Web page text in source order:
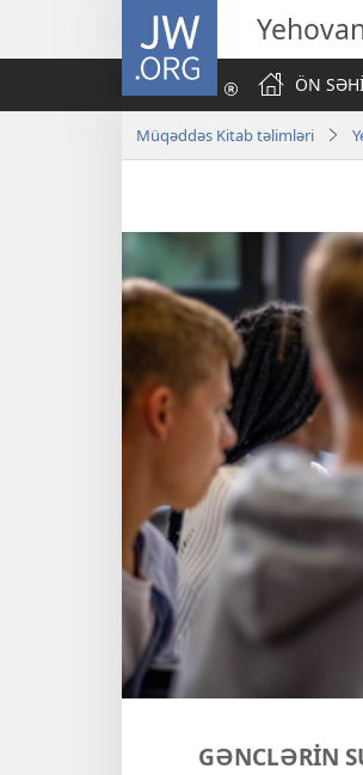
JW.ORG
ÖN
Müqəddəs Kitab təlimləri
GƏNCLƏRİN